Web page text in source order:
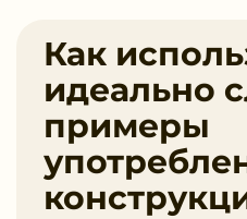
Как
идеально
примеры